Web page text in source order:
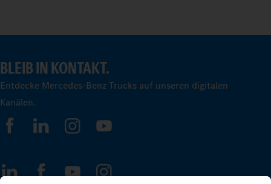
BLEIB IN KONTAKT.
Entdecke Mercedes-Benz Trucks auf unseren digitalen
Kanälen.